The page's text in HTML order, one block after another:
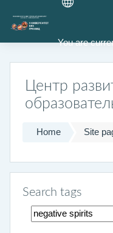
You are
Skip to main content
Центр
Home Site
Search tags
Search tags